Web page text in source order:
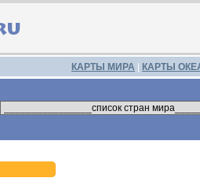
КАРТЫ МИРА КАРТЫ